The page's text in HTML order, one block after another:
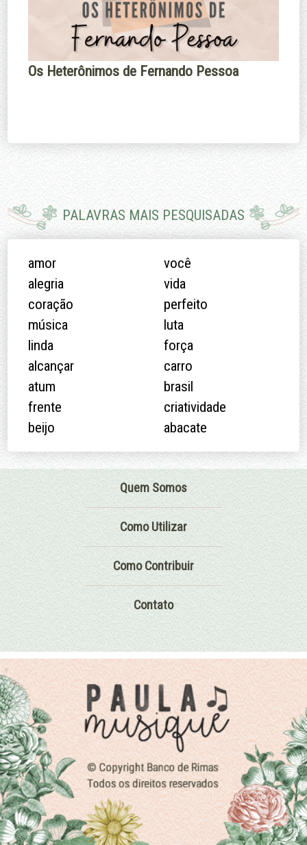
Os Heterônimos de Fernando Pessoa
PALAVRAS MAIS PESQUISADAS
amor
você
alegria
vida
coração
perfeito
música
luta
linda
força
alcançar
carro
atum
brasil
frente
criatividade
beijo
abacate
Quem Somos
Como Utilizar
Como Contribuir
Contato